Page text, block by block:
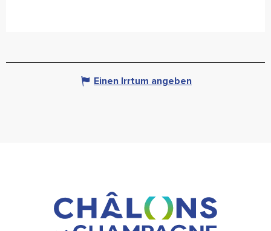
Einen Irrtum angeben